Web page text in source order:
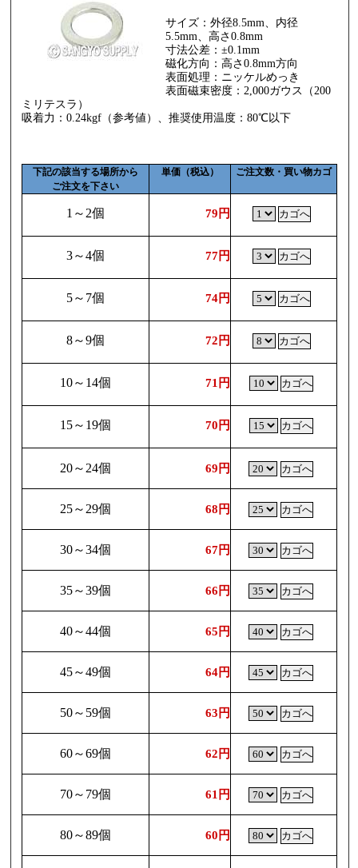
サイズ：外径8.5mm、内径
5.5mm、高さ0.8mm
寸法公差：±0.1mm
磁化方向：高さ0.8mm方向
表面処理：ニッケルめっき
表面磁束密度：2,000ガウス（200
ミリテスラ）
吸着力：0.24kgf（参考値）、推奨使用温度：80℃以下
下記の該当する場所から
ご注文を下さい
単価（税込） ご注文数・買い物カゴ
1～2個 79円
3～4個 77円
5～7個 74円
8～9個 72円
10～14個 71円
15～19個 70円
20～24個 69円
25～29個 68円
30～34個 67円
35～39個 66円
40～44個 65円
45～49個 64円
50～59個 63円
60～69個 62円
70～79個 61円
80～89個 60円